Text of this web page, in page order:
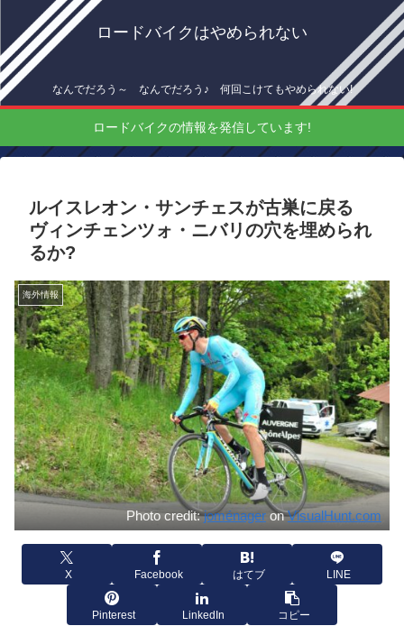
ロードバイクはやめられない
なんでだろう～ なんでだろう♪ 何回こけてもやめられない!
ロードバイクの情報を発信しています!
ルイスレオン・サンチェスが古巣に戻る
ヴィンチェンツォ・ニバリの穴を埋められ
るか?
海外情報
Photo credit:joménageronVisualHunt.com
X Facebook はてブ LINE
Pinterest LinkedIn コピー